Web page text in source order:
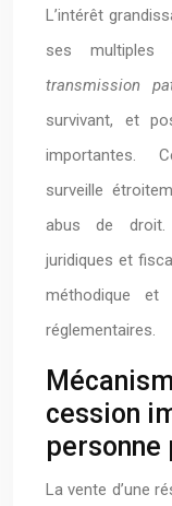
L’intérêt
ses multiples
transmission
survivant, et
importantes.
surveille
abus de droit.
juridiques et
méthodique
réglementaires.
cession
personne
La vente d’une